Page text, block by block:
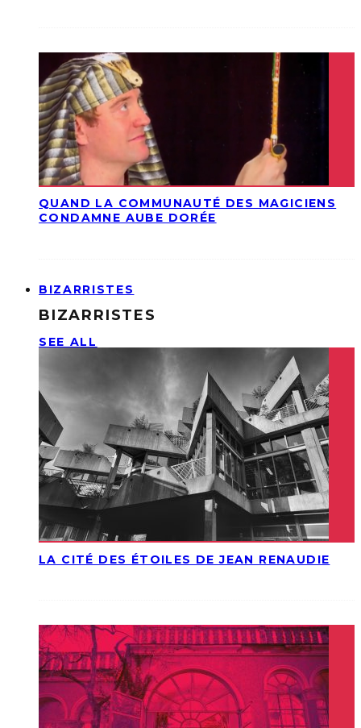
QUAND LA COMMUNAUTÉ DES MAGICIENS
CONDAMNE AUBE DORÉE
BIZARRISTES
BIZARRISTES
SEE ALL
LA CITÉ DES ÉTOILES DE JEAN RENAUDIE